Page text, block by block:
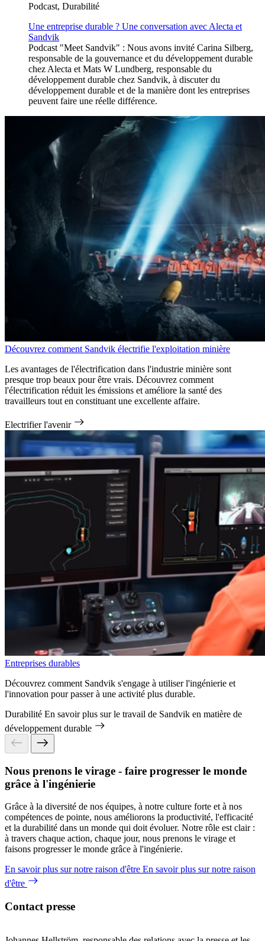
Podcast, Durabilité
Une entreprise durable ? Une conversation avec Alecta et
Sandvik
Podcast "Meet Sandvik" : Nous avons invité Carina Silberg,
responsable de la gouvernance et du développement durable
chez Alecta et Mats W Lundberg, responsable du
développement durable chez Sandvik, à discuter du
développement durable et de la manière dont les entreprises
peuvent faire une réelle différence.
Découvrez comment Sandvik électrifie l'exploitation minière
Les avantages de l'électrification dans l'industrie minière sont
presque trop beaux pour être vrais. Découvrez comment
l'électrification réduit les émissions et améliore la santé des
travailleurs tout en constituant une excellente affaire.
Electrifier l'avenir
Entreprises durables
Découvrez comment Sandvik s'engage à utiliser l'ingénierie et
l'innovation pour passer à une activité plus durable.
Durabilité En savoir plus sur le travail de Sandvik en matière de
développement durable
Nous prenons le virage - faire progresser le monde
grâce à l'ingénierie
Grâce à la diversité de nos équipes, à notre culture forte et à nos
compétences de pointe, nous améliorons la productivité, l'efficacité
et la durabilité dans un monde qui doit évoluer. Notre rôle est clair :
à travers chaque action, chaque jour, nous prenons le virage et
faisons progresser le monde grâce à l'ingénierie.
En savoir plus sur notre raison d'être En savoir plus sur notre raison
d'être
Contact presse